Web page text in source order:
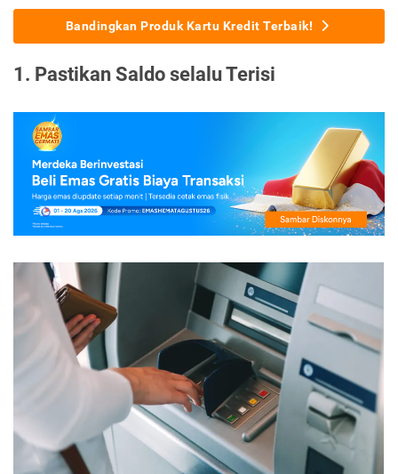
Bandingkan Produk Kartu Kredit Terbaik!
1. Pastikan Saldo selalu Terisi